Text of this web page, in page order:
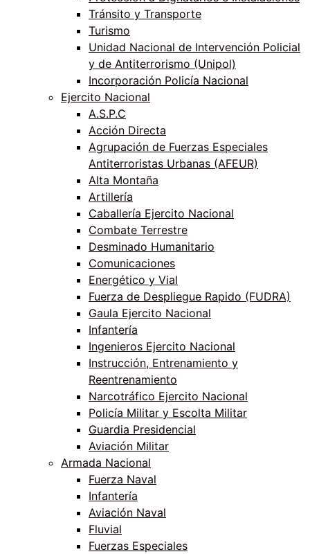
Tránsito y Transporte
Turismo
Unidad Nacional de Intervención Policial
y de Antiterrorismo (Unipol)
Incorporación Policía Nacional
Ejercito Nacional
A.S.P.C
Acción Directa
Agrupación de Fuerzas Especiales
Antiterroristas Urbanas (AFEUR)
Alta Montaña
Artillería
Caballería Ejercito Nacional
Combate Terrestre
Desminado Humanitario
Comunicaciones
Energético y Vial
Fuerza de Despliegue Rapido (FUDRA)
Gaula Ejercito Nacional
Infantería
Ingenieros Ejercito Nacional
Instrucción, Entrenamiento y
Reentrenamiento
Narcotráfico Ejercito Nacional
Policía Militar y Escolta Militar
Guardia Presidencial
Aviación Militar
Armada Nacional
Fuerza Naval
Infantería
Aviación Naval
Fluvial
Fuerzas Especiales